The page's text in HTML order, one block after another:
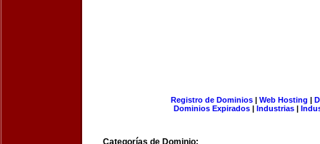
Registro de Dominios| Web Hosting |
Dominios Expirados | Industrias |
Categorías de Dominio: